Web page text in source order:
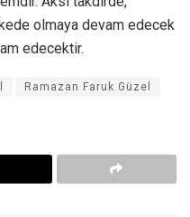
olmaya devam edecek
edecektir.
Ramazan Faruk Güzel